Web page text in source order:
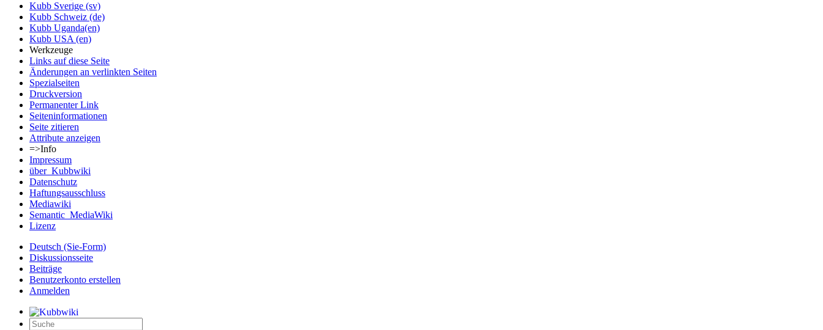
Kubb Sverige (sv)
Kubb Schweiz (de)
Kubb Uganda(en)
Kubb USA (en)
Werkzeuge
Links auf diese Seite
Änderungen an verlinkten Seiten
Spezialseiten
Druckversion
Permanenter Link
Seiten­informationen
Seite zitieren
Attribute anzeigen
=>Info
Impressum
über_Kubbwiki
Datenschutz
Haftungsausschluss
Mediawiki
Semantic_MediaWiki
Lizenz
Deutsch (Sie-Form)‎
Diskussionsseite
Beiträge
Benutzerkonto erstellen
Anmelden